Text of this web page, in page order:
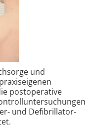
und
postoperative
und Defibrillator-